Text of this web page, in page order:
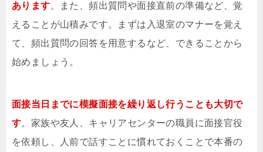
あります。また、頻出質問や面接直前の準備など、覚
えることが山積みです。まずは入退室のマナーを覚え
て、頻出質問の回答を用意するなど、できることから
始めましょう。
面接当日までに模擬面接を繰り返し行うことも大切で
す。家族や友人、キャリアセンターの職員に面接官役
を依頼し、人前で話すことに慣れておくことで本番の